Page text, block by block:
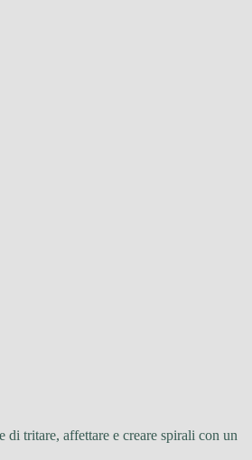
tritare, affettare e creare spirali con un